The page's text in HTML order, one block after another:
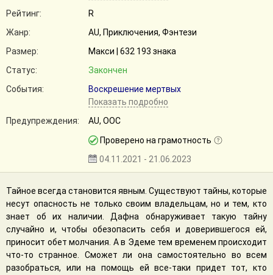
Рейтинг:
R
Жанр:
AU, Приключения, Фэнтези
Размер:
Макси | 632 193 знака
Статус:
Закончен
События:
Воскрешение мертвых
Показать подробно
Предупреждения:
AU, ООС
Проверено на грамотность
04.11.2021 - 21.06.2023
Тайное всегда становится явным. Существуют тайны, которые
несут опасность не только своим владельцам, но и тем, кто
знает об их наличии. Дафна обнаруживает такую тайну
случайно и, чтобы обезопасить себя и доверившегося ей,
приносит обет молчания. А в Эдеме тем временем происходит
что-то странное. Сможет ли она самостоятельно во всем
разобраться, или на помощь ей все-таки придет тот, кто